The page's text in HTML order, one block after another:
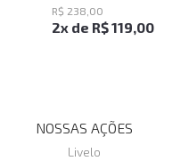
R$ 238 00
2x de R$119,00
NOSSAS AÇÕES
Livelo